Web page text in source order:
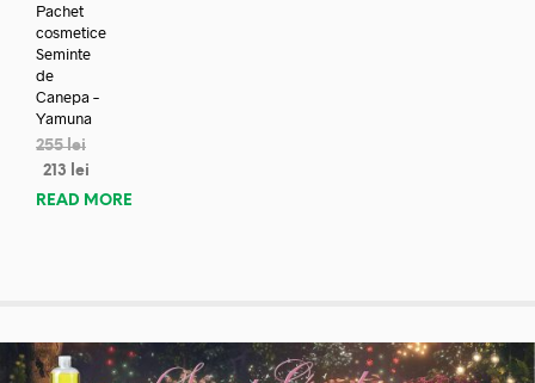
Pachet
cosmetice
Seminte
de
Canepa –
Yamuna
255lei
213
lei
READ MORE